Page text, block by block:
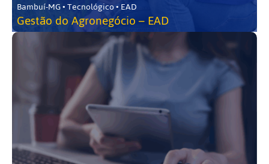
Bambuí-MG • Tecnológico • EAD
Gestão do Agronegócio – EAD